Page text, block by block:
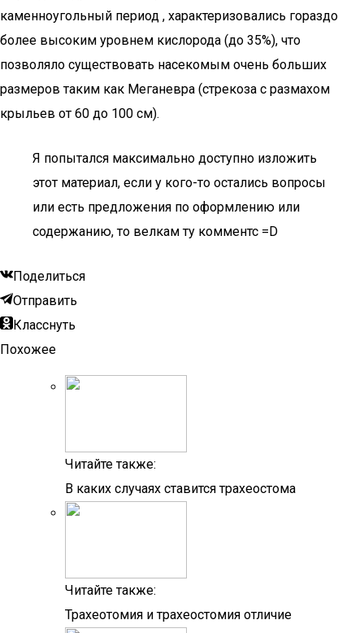
каменноугольный период , характеризовались гораздо
более высоким уровнем кислорода (до 35%), что
позволяло существовать насекомым очень больших
размеров таким как Меганевра (стрекоза с размахом
крыльев от 60 до 100 см).
Я попытался максимально доступно изложить
этот материал, если у кого-то остались вопросы
или есть предложения по оформлению или
содержанию, то велкам ту комментс =D
Поделиться
Отправить
Класснуть
Похожее
Читайте также:
В каких случаях ставится трахеостома
Читайте также:
Трахеотомия и трахеостомия отличие